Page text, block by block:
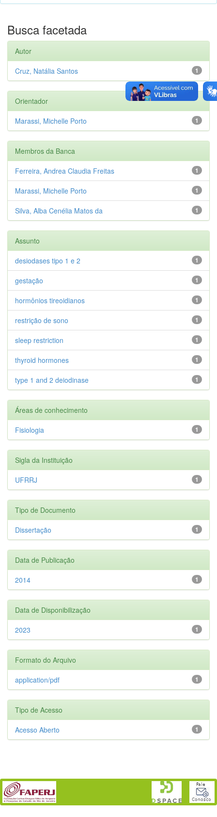
Busca facetada
Autor
1
Cruz, Natália Santos
Orientador
1
Marassi, Michelle Porto
Membros da Banca
1
Ferreira, Andrea Claudia Freitas
1
Marassi, Michelle Porto
1
Silva, Alba Cenélia Matos da
Assunto
1
desiodases tipo 1 e 2
1
gestação
1
hormônios tireoidianos
1
restrição de sono
1
sleep restriction
1
thyroid hormones
1
type 1 and 2 deiodinase
Áreas de conhecimento
1
Fisiologia
Sigla da Instituição
1
UFRRJ
Tipo de Documento
1
Dissertação
Data de Publicação
1
2014
Data de Disponibilização
1
2023
Formato do Arquivo
1
application/pdf
Tipo de Acesso
1
Acesso Aberto